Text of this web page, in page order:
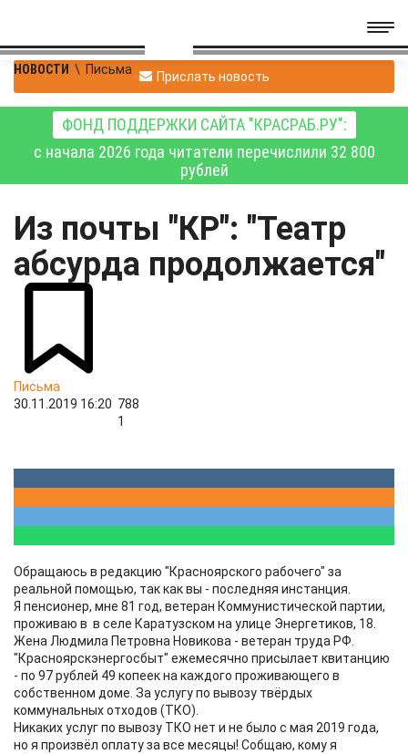
НОВОСТИ \ Письма Прислать новость
ФОНД ПОДДЕРЖКИ САЙТА "КРАСРАБ.РУ":
с начала 2026 года читатели перечислили 32 800
рублей
Из почты "КР": "Театр
абсурда продолжается"
Письма
30.11.2019 16:20 788
1
Обращаюсь в редакцию "Красноярского рабочего" за
реальной помощью, так как вы - последняя инстанция.
Я пенсионер, мне 81 год, ветеран Коммунистической партии,
проживаю в в селе Каратузском на улице Энергетиков, 18.
Жена Людмила Петровна Новикова - ветеран труда РФ.
"Красноярскэнергосбыт" ежемесячно присылает квитанцию
- по 97 рублей 49 копеек на каждого проживающего в
собственном доме. За услугу по вывозу твёрдых
коммунальных отходов (ТКО).
Никаких услуг по вывозу ТКО нет и не было с мая 2019 года,
но я произвёл оплату за все месяцы! Собщаю, кому я